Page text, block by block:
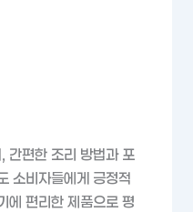
간편한 조리 방법과 포
소비자들에게 긍정적
에 편리한 제품으로 평